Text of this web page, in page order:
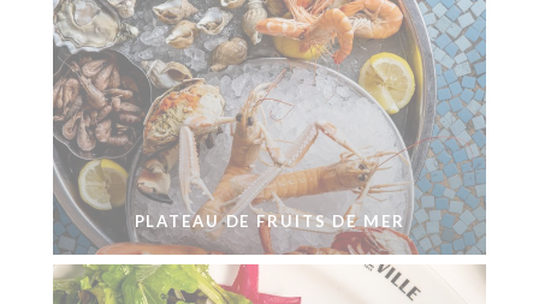
PLATEAU DE FRUITS DE MER